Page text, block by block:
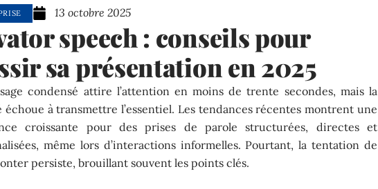
13 octobre 2025
speech : conseils pour
sa présentation en 2025
condensé attire l’attention en moins de trente secondes, mais la
échoue à transmettre l’essentiel. Les tendances récentes montrent une
croissante pour des prises de parole structurées, directes et
même lors d’interactions informelles. Pourtant, la tentation de
persiste, brouillant souvent les points clés.